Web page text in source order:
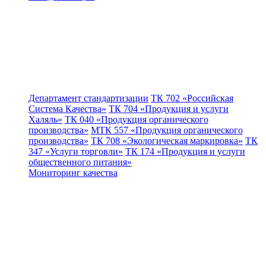
Департамент стандартизации ТК 702 «Российская
Система Качества» ТК 704 «Продукция и услуги
Халяль» ТК 040 «Продукция органического
производства» МТК 557 «Продукция органического
производства» ТК 708 «Экологическая маркировка» ТК
347 «Услуги торговли» ТК 174 «Продукция и услуги
общественного питания»
Мониторинг качества